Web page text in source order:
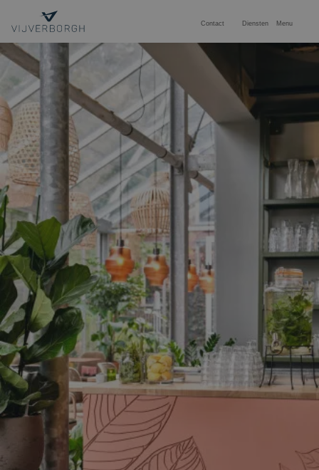
Contact Diensten Menu
ONZE EXPERTISES
PROJECTEN
INTERIM MANAGEMENT
CONTACT
Duurzaamheid
Stage
Over ons
Vacatures